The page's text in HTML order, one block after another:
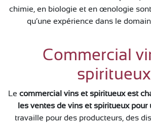
chimie, en biologie et en œnologie
qu’une expérience dans le
Commercial
spiritueux
Le commercial vins et spiritueux est
les ventes de vins et spiritueux pour
travaille pour des producteurs, des